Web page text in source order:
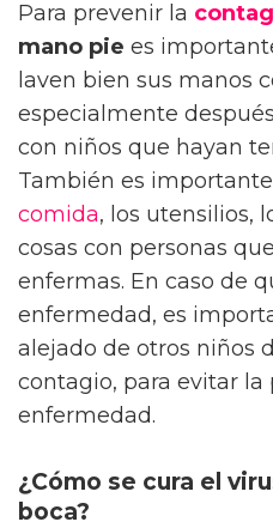
Para prevenir la
mano pie es
laven bien sus manos
especialmente
con niños que hayan
También es
comida, los utensilios,
cosas con personas
enfermas. En caso de
enfermedad, es
alejado de otros niños
contagio, para evitar la
enfermedad.
¿Cómo se cura el
boca?